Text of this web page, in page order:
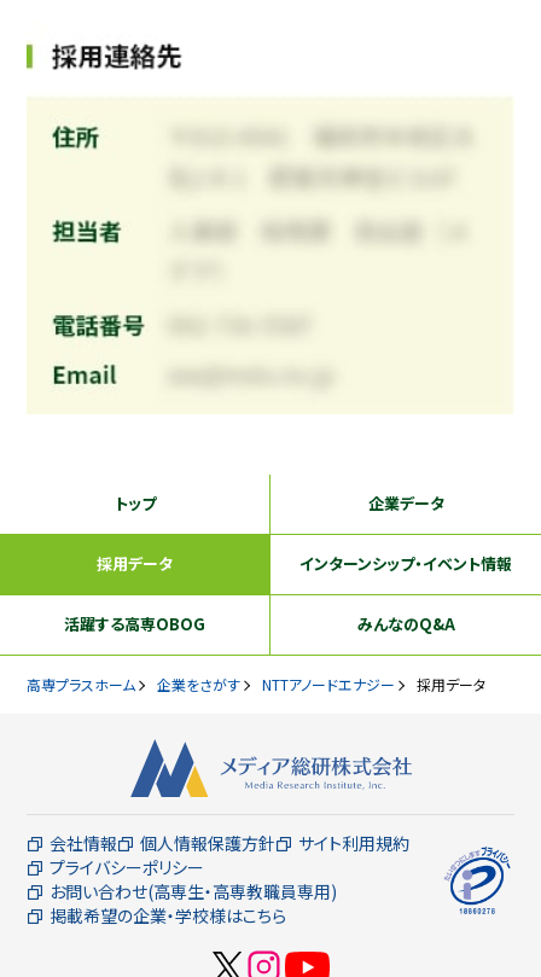
トップ 企業データ
採用データ インターンシップ・イベント情報
活躍する高専OBOG みんなのQ&A
高専プラスホーム 企業をさがす NTTアノードエナジー 採用データ
会社情報 個人情報保護方針
サイト利用規約
プライバシーポリシー
お問い合わせ(高専生・高専教職員専用)
掲載希望の企業・学校様はこちら